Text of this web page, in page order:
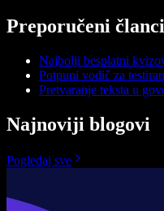
Preporučeni članci
Najbolji besplatni
Potpuni vodič za
Pretvaranje teksta u
Najnoviji blogovi
Pogledaj sve